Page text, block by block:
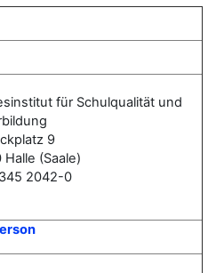
für Schulqualität und
9
Halle (Saale)
2042-0